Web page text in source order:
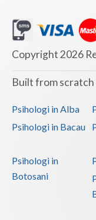
Copyright 2026
Built from
Psihologi in Alba
Psihologi in Bacau
Psihologi in
Botosani